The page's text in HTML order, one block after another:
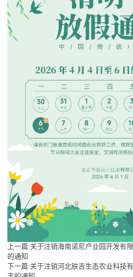
上一篇:关于注销海南诺尼产业园开发有
的通知
下一篇:关于注销河北肤吉生态农业科技